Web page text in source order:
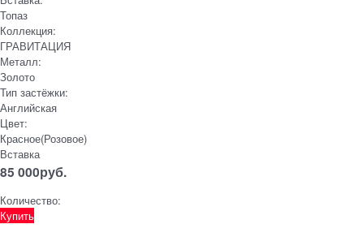
Топаз
Коллекция:
ГРАВИТАЦИЯ
Металл:
Золото
Тип застёжки:
Английская
Цвет:
Красное(Розовое)
Вставка
85 000руб.
Количество:
Купить